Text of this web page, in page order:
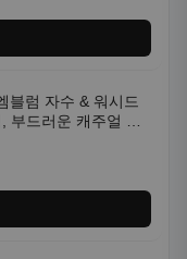
블럼 자수 & 워시드
부드러운 캐주얼 모